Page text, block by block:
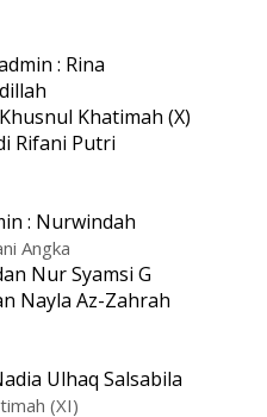
: Rina
Khatimah (X)
Rifani Putri
: Nurwindah
Angka
Nur Syamsi G
Nayla Az-Zahrah
Ulhaq Salsabila
(XI)